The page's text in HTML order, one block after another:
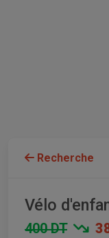
Recherche
Vélo
400 DT